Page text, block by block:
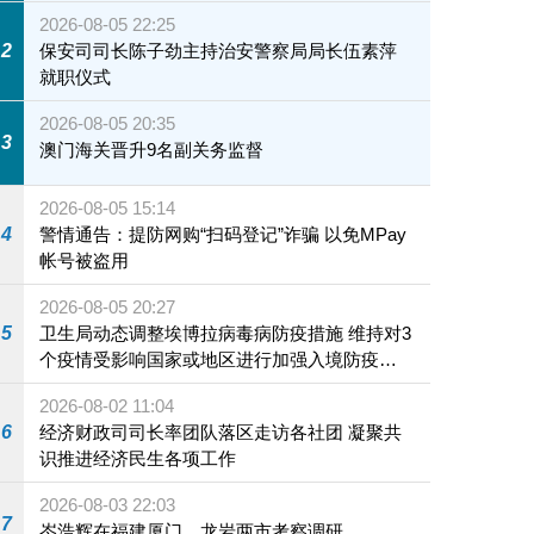
2
2026-08-05 22:25
保安司司长陈子劲主持治安警察局局长伍素萍
就职仪式
3
2026-08-05 20:35
澳门海关晋升9名副关务监督
4
2026-08-05 15:14
警情通告：提防网购“扫码登记”诈骗 以免MPay
帐号被盗用
5
2026-08-05 20:27
卫生局动态调整埃博拉病毒病防疫措施 维持对3
个疫情受影响国家或地区进行加强入境防疫措
施
6
2026-08-02 11:04
经济财政司司长率团队落区走访各社团 凝聚共
识推进经济民生各项工作
7
2026-08-03 22:03